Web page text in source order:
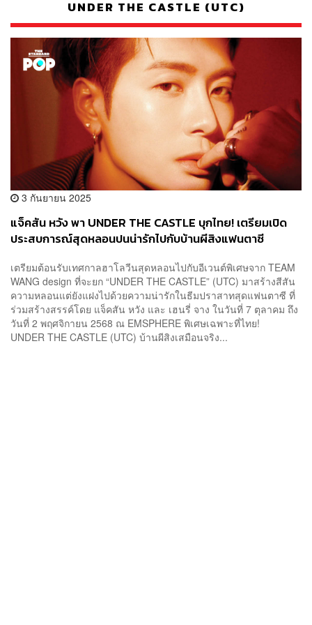
UNDER THE CASTLE (UTC)
3 กันยายน 2025
แจ็คสัน หวัง พา UNDER THE CASTLE บุกไทย! เตรียมเปิด
ประสบการณ์สุดหลอนปนน่ารักไปกับบ้านผีสิงแฟนตาซี
เตรียมต้อนรับเทศกาลฮาโลวีนสุดหลอนไปกับอีเวนต์พิเศษจาก TEAM
WANG design ที่จะยก “UNDER THE CASTLE” (UTC) มาสร้างสีสัน
ความหลอนแต่ยังแฝงไปด้วยความน่ารักในธีมปราสาทสุดแฟนตาซี ที่
ร่วมสร้างสรรค์โดย แจ็คสัน หวัง และ เฮนรี่ จาง ในวันที่ 7 ตุลาคม ถึง
วันที่ 2 พฤศจิกายน 2568 ณ EMSPHERE พิเศษเฉพาะที่ไทย!
UNDER THE CASTLE (UTC) บ้านผีสิงเสมือนจริง...